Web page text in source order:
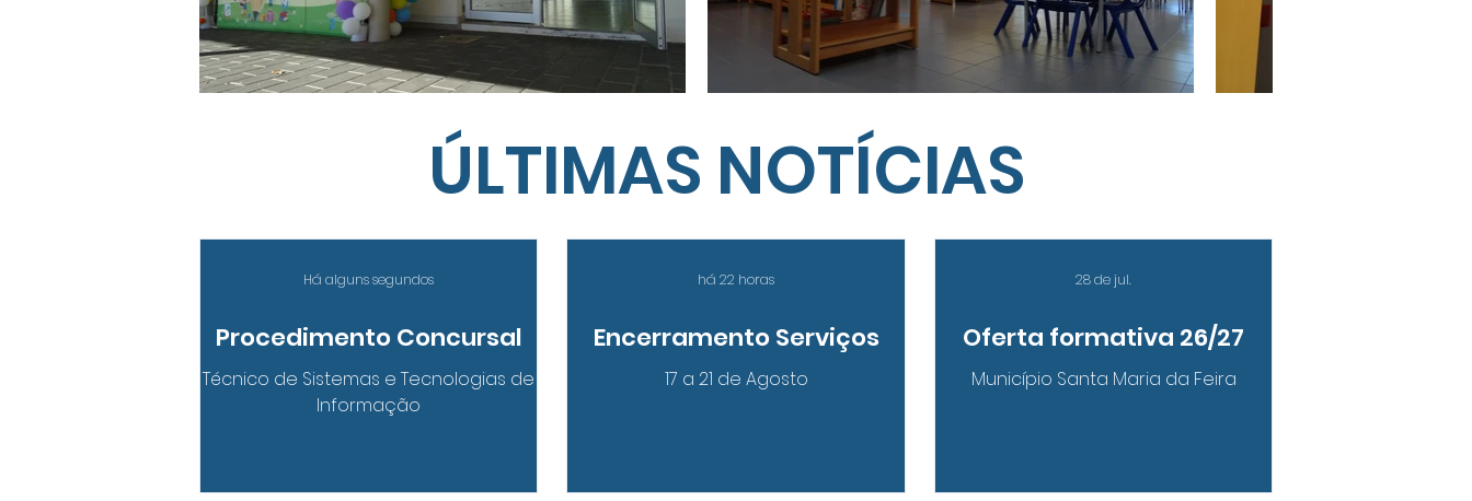
ÚLTIMAS NOTÍCIAS
Procedimento Concursal
Técnico de Sistemas e Tecnologias de
Informação
Há alguns segundos
Encerramento Serviços
17 a 21 de Agosto
há 22 horas
Oferta formativa 26/27
Município Santa Maria da Feira
28 de jul.